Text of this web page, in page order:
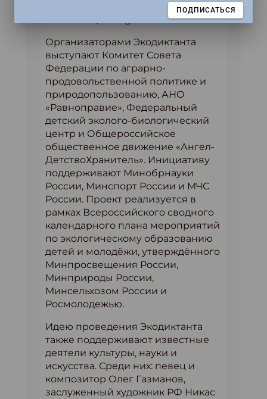
социальных сетях проекта
Вконтакте, Instagram и Facebook.
Организаторами Экодиктанта
выступают Комитет Совета
Федерации по аграрно-
продовольственной политике и
природопользованию, АНО
«Равноправие», Федеральный
детский эколого-биологический
центр и Общероссийское
общественное движение «Ангел-
ДетствоХранитель». Инициативу
поддерживают Минобрнауки
России, Минспорт России и МЧС
России. Проект реализуется в
рамках Всероссийского сводного
календарного плана мероприятий
по экологическому образованию
детей и молодёжи, утверждённого
Минпросвещения России,
Минприроды России,
Минсельхозом России и
Росмолодежью.
Идею проведения Экодиктанта
также поддерживают известные
деятели культуры, науки и
искусства. Среди них: певец и
композитор Олег Газманов,
заслуженный художник РФ Никас
ПОДПИСАТЬСЯ